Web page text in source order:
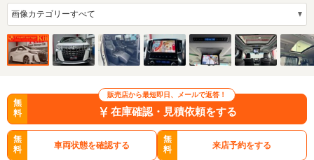
販売店から最短即日、メールで返答！
無
料
在庫確認・見積依頼をする
無
料
車両状態を確認する
無
料
来店予約をする